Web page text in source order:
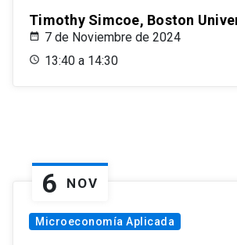
Timothy Simcoe, Boston
7 de Noviembre de 2024
13:40 a 14:30
6 NOV
Microeconomía Aplicada